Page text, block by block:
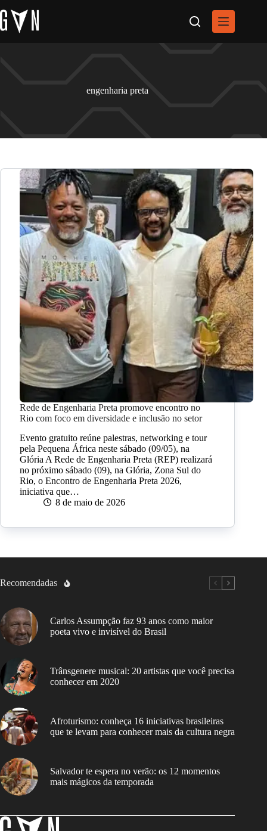
para
o
conteúdo
engenharia preta
Rede de Engenharia Preta promove encontro no
Rio com foco em diversidade e inclusão no setor
Evento gratuito reúne palestras, networking e tour
pela Pequena África neste sábado (09/05), na
Glória A Rede de Engenharia Preta (REP) realizará
no próximo sábado (09), na Glória, Zona Sul do
Rio, o Encontro de Engenharia Preta 2026,
iniciativa que…
8 de maio de 2026
Recomendadas
Carlos Assumpção faz 93 anos como maior
poeta vivo e invisível do Brasil
Trânsgenere musical: 20 artistas que você precisa
conhecer em 2020
Afroturismo: conheça 16 iniciativas brasileiras
que te levam para conhecer mais da cultura negra
Salvador te espera no verão: os 12 momentos
mais mágicos da temporada